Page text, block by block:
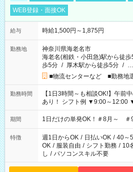
WEB登録・面接OK
給与 時給1,500円～1,875円
勤務地
神奈川県海老名市
海老名(相鉄・小田急)駅から徒歩
歩5分 / 厚木駅から徒歩5分 / …
■物流センターなど ■勤務地
勤務時間
【1日3時間～も相談OK!】午前
あり！ シフト例 ▼9:00～12:00
▼18:00～21:00
期間 1日だけの単発OK！＃8月～ ＃
特徴 週1日からOK / 日払いOK / 40～
OK / 服装自由 / シフト勤務 / 10
し / パソコンスキル不要